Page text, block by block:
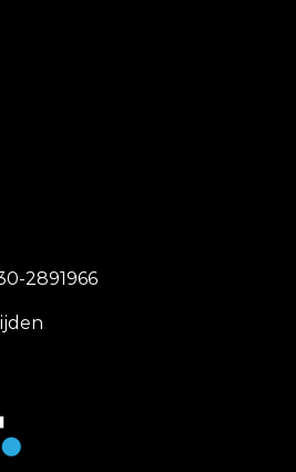
2891966
n